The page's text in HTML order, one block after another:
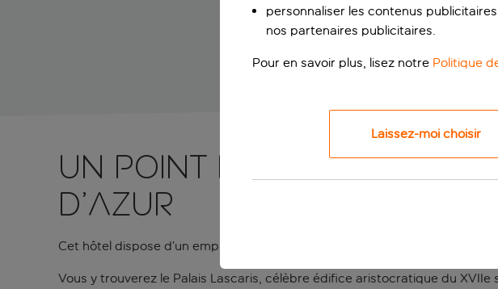
Un point de chute idéal
d’Azur
Cet hôtel dispose d’un emplacement privilégié à 15 minutes de promenade
Vous y trouverez le Palais Lascaris, célèbre édifice aristocratique du
personnaliser les contenus
nos partenaires publicitaires.
Pour en savoir plus, lisez notre Politique
Laissez-moi choisir